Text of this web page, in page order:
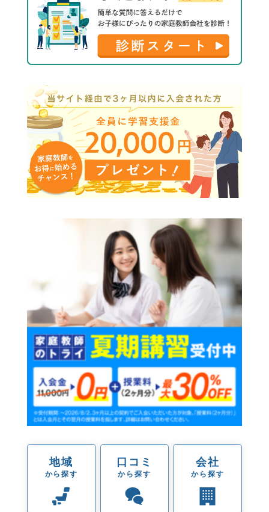
地域
から探す
口コミ
から探す
会社
から探す